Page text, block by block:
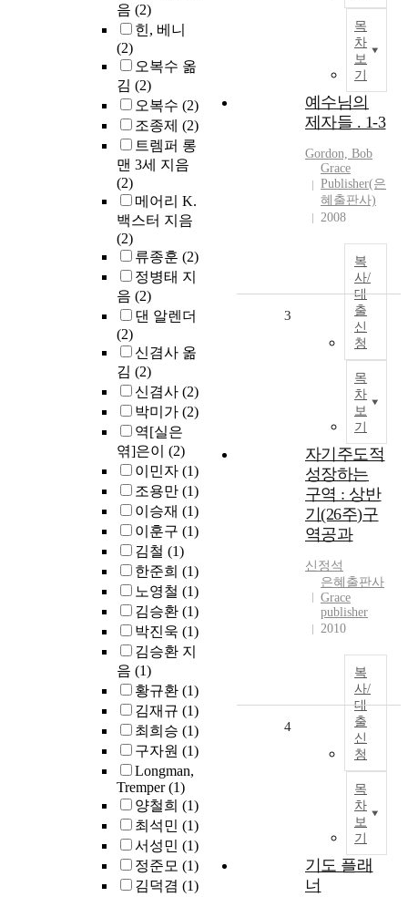
음 (2)
힌, 베니
(2)
오복수 옮
김 (2)
오복수 (2)
조종제 (2)
트렘퍼 롱
맨 3세 지음
(2)
메어리 K.
백스터 지음
(2)
류종훈 (2)
정병태 지
음 (2)
댄 알렌더
(2)
신겸사 옮
김 (2)
신겸사 (2)
박미가 (2)
역[실은
엮]은이 (2)
이민자 (1)
조용만 (1)
이승재 (1)
이훈구 (1)
김철 (1)
한준희 (1)
노영철 (1)
김승환 (1)
박진욱 (1)
김승환 지
음 (1)
황규환 (1)
김재규 (1)
최희승 (1)
구자원 (1)
Longman,
Tremper(1)
양철희 (1)
최석민 (1)
서성민 (1)
정준모 (1)
김덕겸 (1)
목
차
보
기
예수님의
제자들 . 1-3
Gordon, Bob
Grace
Publisher(은
혜출판사)
2008
복
사/
대
출
신
청
목
차
보
기
3
자기주도적
성장하는
구역 : 상반
기(26주)구
역공과
신정석
은혜출판사
Grace
publisher
2010
복
사/
대
출
신
청
목
차
보
기
4
기도 플래
너